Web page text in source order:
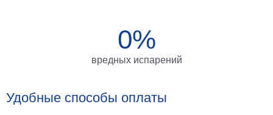
0%
вредных испарений
Удобные способы оплаты